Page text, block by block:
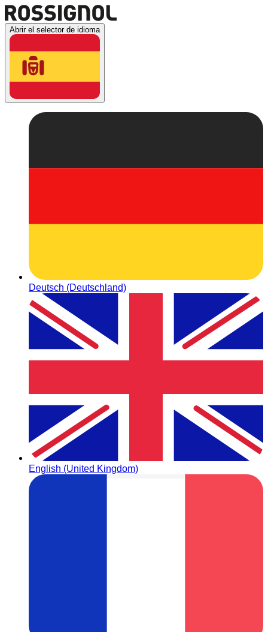
Abrir el selector de idioma
Deutsch (Deutschland)
English (United Kingdom)